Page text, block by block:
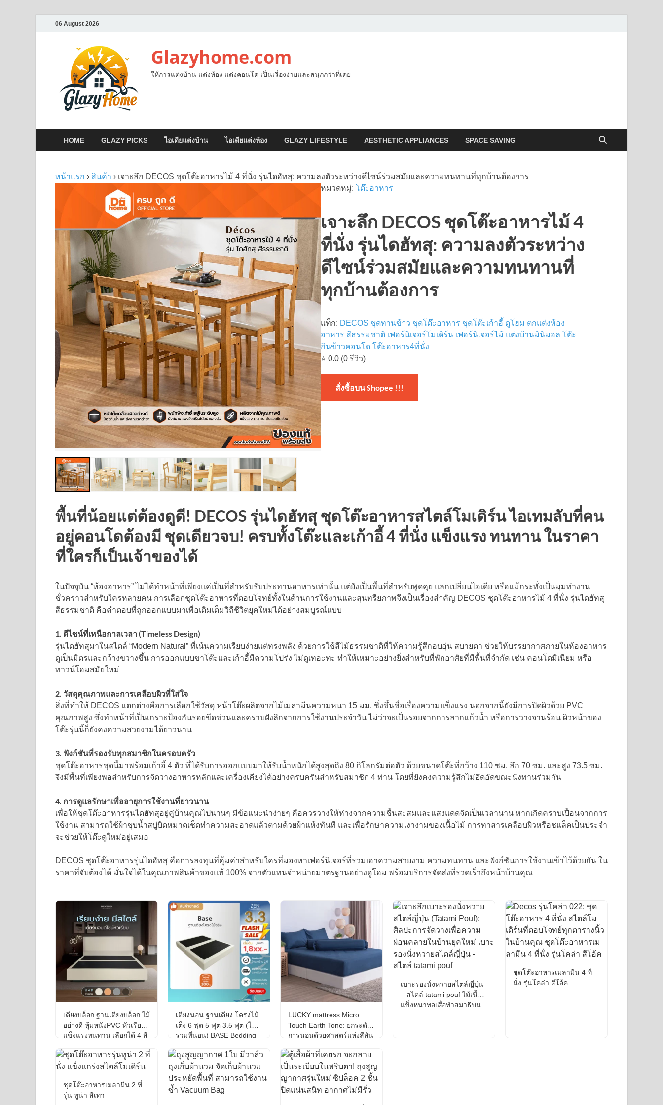
06 August 2026
Glazyhome.com
ให้การแต่งบ้าน แต่งห้อง แต่งคอนโด เป็นเรื่องง่ายและสนุกกว่าที่เคย
HOME GLAZY PICKS ไอเดียแต่งบ้าน ไอเดียแต่งห้อง GLAZY LIFESTYLE AESTHETIC APPLIANCES SPACE SAVING
หน้าแรก › สินค้า › เจาะลึก DECOS ชุดโต๊ะอาหารไม้ 4 ที่นั่ง รุ่นไดฮัทสุ: ความลงตัวระหว่างดีไซน์ร่วมสมัยและความทนทานที่ทุกบ้านต้องการ
หมวดหมู่: โต๊ะอาหาร
เจาะลึก DECOS ชุดโต๊ะอาหารไม้ 4
ที่นั่ง รุ่นไดฮัทสุ: ความลงตัวระหว่าง
ดีไซน์ร่วมสมัยและความทนทานที่
ทุกบ้านต้องการ
แท็ก: DECOS ชุดทานข้าว ชุดโต๊ะอาหาร ชุดโต๊ะเก้าอี้ ดูโฮม ตกแต่งห้อง
อาหาร สีธรรมชาติ เฟอร์นิเจอร์โมเดิร์น เฟอร์นิเจอร์ไม้ แต่งบ้านมินิมอล โต๊ะ
กินข้าวคอนโด โต๊ะอาหาร4ที่นั่ง
⭐ 0.0 (0 รีวิว)
สั่งซื้อบน Shopee !!!
พื้นที่น้อยแต่ต้องดูดี! DECOS รุ่นไดฮัทสุ ชุดโต๊ะอาหารสไตล์โมเดิร์น ไอเทมลับที่คน
อยู่คอนโดต้องมี ชุดเดียวจบ! ครบทั้งโต๊ะและเก้าอี้ 4 ที่นั่ง แข็งแรง ทนทาน ในราคา
ที่ใครก็เป็นเจ้าของได้
ในปัจจุบัน “ห้องอาหาร” ไม่ได้ทำหน้าที่เพียงแค่เป็นที่สำหรับรับประทานอาหารเท่านั้น แต่ยังเป็นพื้นที่สำหรับพูดคุย แลกเปลี่ยนไอเดีย หรือแม้กระทั่งเป็นมุมทำงาน
ชั่วคราวสำหรับใครหลายคน การเลือกชุดโต๊ะอาหารที่ตอบโจทย์ทั้งในด้านการใช้งานและสุนทรียภาพจึงเป็นเรื่องสำคัญ DECOS ชุดโต๊ะอาหารไม้ 4 ที่นั่ง รุ่นไดฮัทสุ
สีธรรมชาติ คือคำตอบที่ถูกออกแบบมาเพื่อเติมเต็มวิถีชีวิตยุคใหม่ได้อย่างสมบูรณ์แบบ
1. ดีไซน์ที่เหนือกาลเวลา (Timeless Design)
รุ่นไดฮัทสุมาในสไตล์ “Modern Natural” ที่เน้นความเรียบง่ายแต่ทรงพลัง ด้วยการใช้สีไม้ธรรมชาติที่ให้ความรู้สึกอบอุ่น สบายตา ช่วยให้บรรยากาศภายในห้องอาหาร
ดูเป็นมิตรและกว้างขวางขึ้น การออกแบบขาโต๊ะและเก้าอี้มีความโปร่ง ไม่ดูเทอะทะ ทำให้เหมาะอย่างยิ่งสำหรับที่พักอาศัยที่มีพื้นที่จำกัด เช่น คอนโดมิเนียม หรือ
ทาวน์โฮมสมัยใหม่
2. วัสดุคุณภาพและการเคลือบผิวที่ใส่ใจ
สิ่งที่ทำให้ DECOS แตกต่างคือการเลือกใช้วัสดุ หน้าโต๊ะผลิตจากไม้เมลามีนความหนา 15 มม. ซึ่งขึ้นชื่อเรื่องความแข็งแรง นอกจากนี้ยังมีการปิดผิวด้วย PVC
คุณภาพสูง ซึ่งทำหน้าที่เป็นเกราะป้องกันรอยขีดข่วนและคราบฝังลึกจากการใช้งานประจำวัน ไม่ว่าจะเป็นรอยจากการลากแก้วน้ำ หรือการวางจานร้อน ผิวหน้าของ
โต๊ะรุ่นนี้ก็ยังคงความสวยงามได้ยาวนาน
3. ฟังก์ชันที่รองรับทุกสมาชิกในครอบครัว
ชุดโต๊ะอาหารชุดนี้มาพร้อมเก้าอี้ 4 ตัว ที่ได้รับการออกแบบมาให้รับน้ำหนักได้สูงสุดถึง 80 กิโลกรัมต่อตัว ด้วยขนาดโต๊ะที่กว้าง 110 ซม. ลึก 70 ซม. และสูง 73.5 ซม.
จึงมีพื้นที่เพียงพอสำหรับการจัดวางอาหารหลักและเครื่องเคียงได้อย่างครบครันสำหรับสมาชิก 4 ท่าน โดยที่ยังคงความรู้สึกไม่อึดอัดขณะนั่งทานร่วมกัน
4. การดูแลรักษาเพื่ออายุการใช้งานที่ยาวนาน
เพื่อให้ชุดโต๊ะอาหารรุ่นไดฮัทสุอยู่คู่บ้านคุณไปนานๆ มีข้อแนะนำง่ายๆ คือควรวางให้ห่างจากความชื้นสะสมและแสงแดดจัดเป็นเวลานาน หากเกิดคราบเปื้อนจากการ
ใช้งาน สามารถใช้ผ้าชุบน้ำสบู่บิดหมาดเช็ดทำความสะอาดแล้วตามด้วยผ้าแห้งทันที และเพื่อรักษาความเงางามของเนื้อไม้ การทาสารเคลือบผิวหรือชแล็คเป็นประจำ
จะช่วยให้โต๊ะดูใหม่อยู่เสมอ
DECOS ชุดโต๊ะอาหารรุ่นไดฮัทสุ คือการลงทุนที่คุ้มค่าสำหรับใครที่มองหาเฟอร์นิเจอร์ที่รวมเอาความสวยงาม ความทนทาน และฟังก์ชันการใช้งานเข้าไว้ด้วยกัน ใน
ราคาที่จับต้องได้ มั่นใจได้ในคุณภาพสินค้าของแท้ 100% จากตัวแทนจำหน่ายมาตรฐานอย่างดูโฮม พร้อมบริการจัดส่งที่รวดเร็วถึงหน้าบ้านคุณ
เตียงบล็อก ฐานเตียงบล็อก ไม้
อย่างดี หุ้มหนังPVC หัวเรียบ
แข็งแรงทนทาน เลือกได้ 4 สี
เตียงนอน ฐานเตียง โครงไม้
เต็ง 6 ฟุต 5 ฟุต 3.5 ฟุต (ไม่
รวมที่นอน) BASE Bedding
LUCKY mattress Micro
Touch Earth Tone: ยกระดับ
การนอนด้วยศาสตร์แห่งสีสัน
ใยละเอียด
เบาะรองนั่งหวายสไตล์ญี่ปุ่น
– สไตล์ tatami pouf ไม้เนื้อ
แข็งหนาทอเสื่อทำสมาธิบน
ชุดโต๊ะอาหารเมลามีน 4 ที่
นั่ง รุ่นโคล่า สีโอ้ค
ชุดโต๊ะอาหารเมลามีน 2 ที่
รุ่น ทูน่า สีเทา